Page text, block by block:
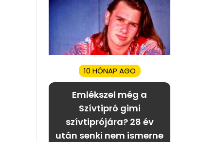
10 HÓNAP AGO
Emlékszel még a
Szívtipró gimi
szívtiprójára? 28 év
után senki nem ismerne